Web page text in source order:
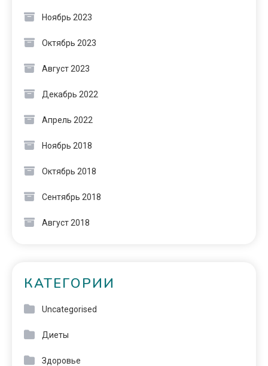
Ноябрь 2023
Октябрь 2023
Август 2023
Декабрь 2022
Апрель 2022
Ноябрь 2018
Октябрь 2018
Сентябрь 2018
Август 2018
КАТЕГОРИИ
Uncategorised
Диеты
Здоровье